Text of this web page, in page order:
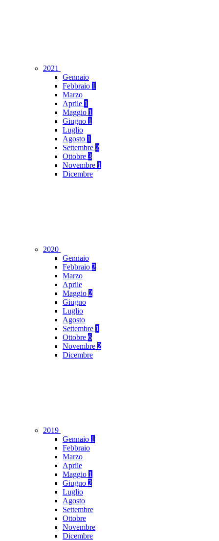
2021
Gennaio
Febbraio 1
Marzo
Aprile 1
Maggio 1
Giugno 1
Luglio
Agosto 1
Settembre 2
Ottobre 3
Novembre 1
Dicembre
2020
Gennaio
Febbraio 2
Marzo
Aprile
Maggio 2
Giugno
Luglio
Agosto
Settembre 1
Ottobre 6
Novembre 2
Dicembre
2019
Gennaio 1
Febbraio
Marzo
Aprile
Maggio 1
Giugno 2
Luglio
Agosto
Settembre
Ottobre
Novembre
Dicembre